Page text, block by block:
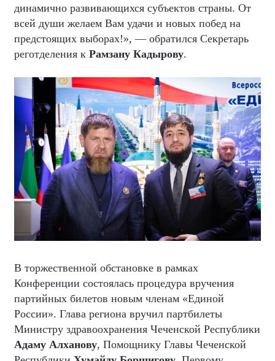
динамично развивающихся субъектов страны. От
всей души желаем Вам удачи и новых побед на
предстоящих выборах!», — обратился Секретарь
реготделения к Рамзану Кадырову.
В торжественной обстановке в рамках
Конференции состоялась процедура вручения
партийных билетов новым членам «Единой
России». Глава региона вручил партбилеты
Министру здравоохранения Чеченской Республики
Адаму Алханову, Помощнику Главы Чеченской